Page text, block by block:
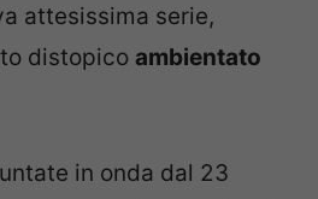
attesissima serie,
distopico ambientato
in onda dal 23